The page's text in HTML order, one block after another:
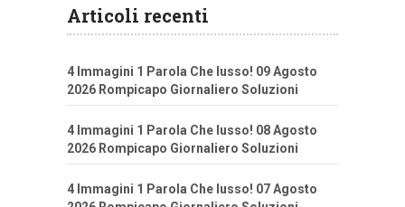
Articoli recenti
4 Immagini 1 Parola Che lusso! 09 Agosto
2026 Rompicapo Giornaliero Soluzioni
4 Immagini 1 Parola Che lusso! 08 Agosto
2026 Rompicapo Giornaliero Soluzioni
4 Immagini 1 Parola Che lusso! 07 Agosto